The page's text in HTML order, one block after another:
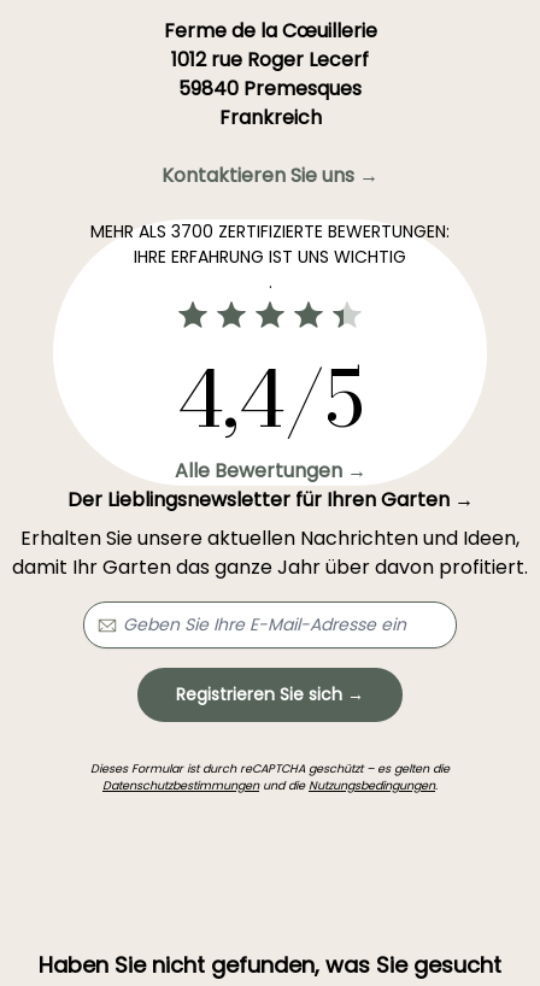
Ferme de la Cœuillerie
1012 rue Roger Lecerf
59840 Premesques
Frankreich
Kontaktieren Sie uns →
MEHR ALS 3700 ZERTIFIZIERTE BEWERTUNGEN:
IHRE ERFAHRUNG IST UNS WICHTIG
.
4,4/5
Alle Bewertungen →
Der Lieblingsnewsletter für Ihren Garten →
Erhalten Sie unsere aktuellen Nachrichten und Ideen,
damit Ihr Garten das ganze Jahr über davon profitiert.
Registrieren Sie sich →
Dieses Formular ist durch reCAPTCHA geschützt – es gelten die
Datenschutzbestimmungenund dieNutzungsbedingungen.
Haben Sie nicht gefunden, was Sie gesucht